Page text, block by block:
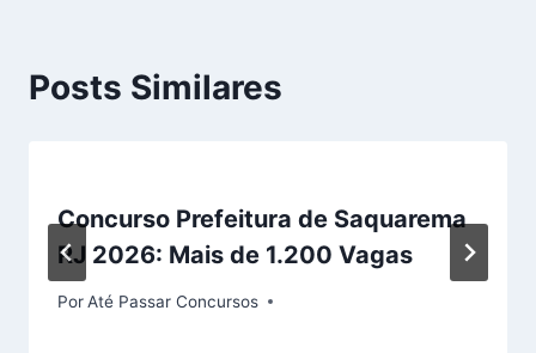
Posts Similares
Concurso Prefeitura de Saquarema
RJ 2026: Mais de 1.200 Vagas
PorAté Passar Concursos